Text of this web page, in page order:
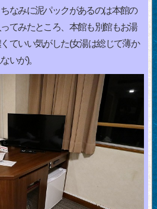
なみに泥パックがあるのは本館の
てみたところ、本館も別館もお湯
ていい気がした(女湯は総じて薄か
いが)。